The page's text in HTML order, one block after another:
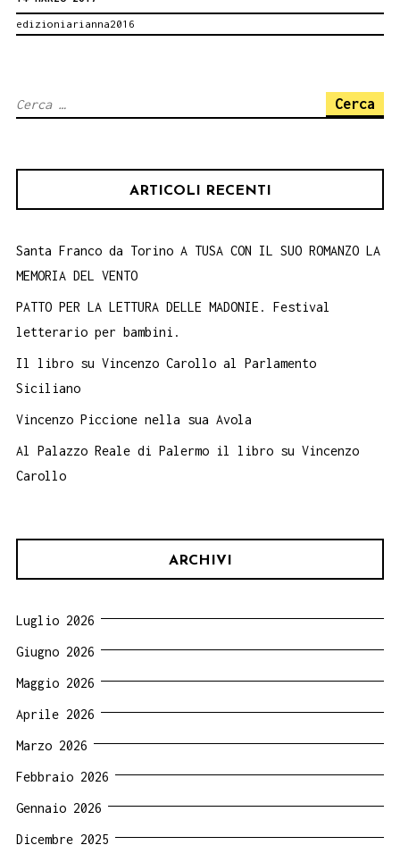
16
marzo
edizioniarianna2016
Ricerca
ARTICOLI RECENTI
Santa Franco da Torino A TUSA CON IL SUO ROMANZO LA
MEMORIA DEL VENTO
PATTO PER LA LETTURA DELLE MADONIE. Festival
letterario per bambini.
Il libro su Vincenzo Carollo al Parlamento
Siciliano
Vincenzo Piccione nella sua Avola
Al Palazzo Reale di Palermo il libro su Vincenzo
Carollo
ARCHIVI
Luglio 2026
Giugno 2026
Maggio 2026
Aprile 2026
Marzo 2026
Febbraio 2026
Gennaio 2026
Dicembre 2025